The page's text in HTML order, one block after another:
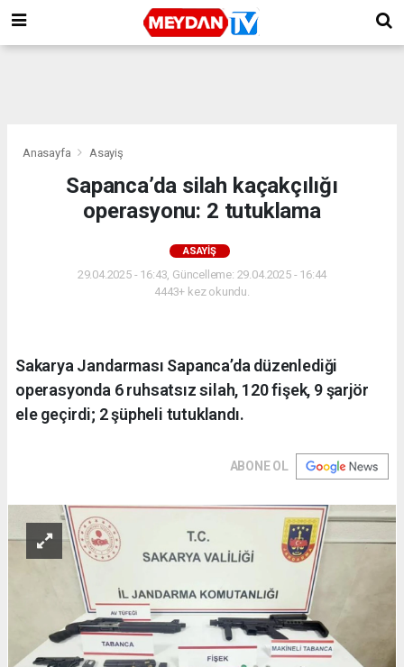
Anasayfa Asayiş
Sapanca’da silah kaçakçılığı
operasyonu: 2 tutuklama
ASAYIŞ
29.04.2025 - 16:43, Güncelleme: 29.04.2025 - 16:44
4443+ kez okundu.
Sakarya Jandarması Sapanca’da düzenlediği
operasyonda 6 ruhsatsız silah, 120 fişek, 9 şarjör
ele geçirdi; 2 şüpheli tutuklandı.
ABONE OL